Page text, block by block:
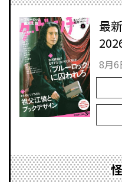
最
8月6